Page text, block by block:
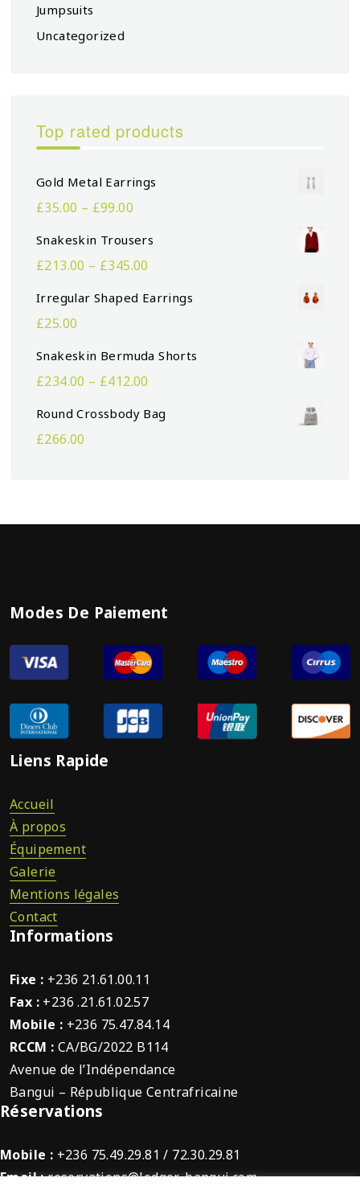
Jumpsuits
Uncategorized
Top rated products
Gold Metal Earrings
£35.00 – £99.00
Snakeskin Trousers
£213.00 – £345.00
Irregular Shaped Earrings
£25.00
Snakeskin Bermuda Shorts
£234.00 – £412.00
Round Crossbody Bag
£266.00
Modes De Paiement
Liens Rapide
Accueil
À propos
Équipement
Galerie
Mentions légales
Contact
Informations
Fixe : +236 21.61.00.11
Fax : +236 .21.61.02.57
Mobile : +236 75.47.84.14
RCCM : CA/BG/2022 B114
Avenue de l’Indépendance
Bangui – République Centrafricaine
Réservations
Mobile : +236 75.49.29.81 / 72.30.29.81
Email :reservations@ledger-bangui.com